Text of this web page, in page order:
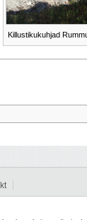
Killustikukuhjad